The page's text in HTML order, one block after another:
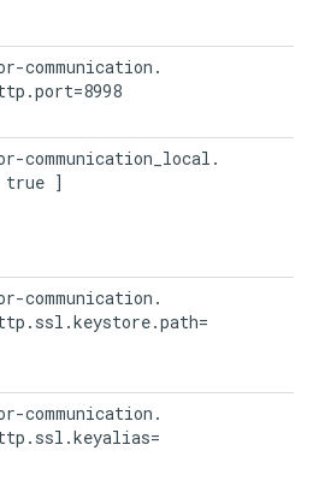
communication.
communication_local.
]
communication.
communication.